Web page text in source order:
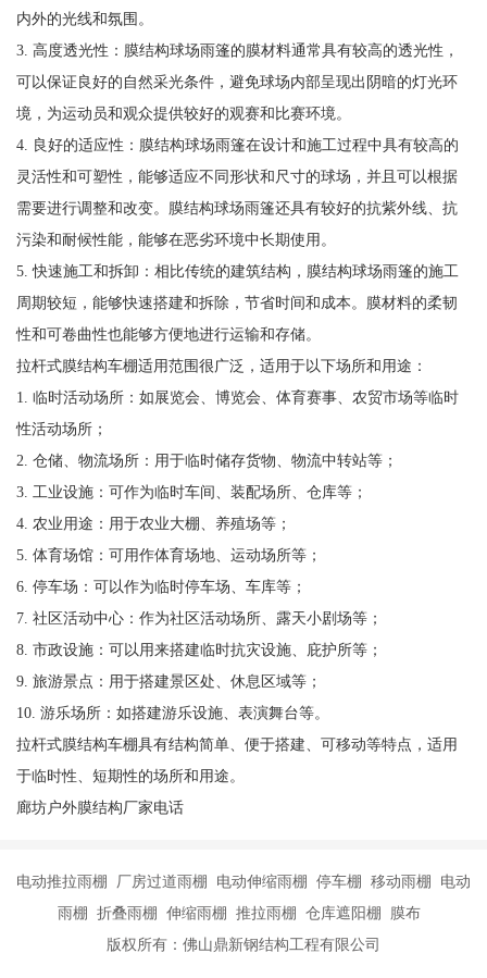
内外的光线和氛围。
3. 高度透光性：膜结构球场雨篷的膜材料通常具有较高的透光性，
可以保证良好的自然采光条件，避免球场内部呈现出阴暗的灯光环
境，为运动员和观众提供较好的观赛和比赛环境。
4. 良好的适应性：膜结构球场雨篷在设计和施工过程中具有较高的
灵活性和可塑性，能够适应不同形状和尺寸的球场，并且可以根据
需要进行调整和改变。膜结构球场雨篷还具有较好的抗紫外线、抗
污染和耐候性能，能够在恶劣环境中长期使用。
5. 快速施工和拆卸：相比传统的建筑结构，膜结构球场雨篷的施工
周期较短，能够快速搭建和拆除，节省时间和成本。膜材料的柔韧
性和可卷曲性也能够方便地进行运输和存储。
拉杆式膜结构车棚适用范围很广泛，适用于以下场所和用途：
1. 临时活动场所：如展览会、博览会、体育赛事、农贸市场等临时
性活动场所；
2. 仓储、物流场所：用于临时储存货物、物流中转站等；
3. 工业设施：可作为临时车间、装配场所、仓库等；
4. 农业用途：用于农业大棚、养殖场等；
5. 体育场馆：可用作体育场地、运动场所等；
6. 停车场：可以作为临时停车场、车库等；
7. 社区活动中心：作为社区活动场所、露天小剧场等；
8. 市政设施：可以用来搭建临时抗灾设施、庇护所等；
9. 旅游景点：用于搭建景区处、休息区域等；
10. 游乐场所：如搭建游乐设施、表演舞台等。
拉杆式膜结构车棚具有结构简单、便于搭建、可移动等特点，适用
于临时性、短期性的场所和用途。
廊坊户外膜结构厂家电话
电动推拉雨棚 厂房过道雨棚 电动伸缩雨棚 停车棚 移动雨棚 电动
雨棚 折叠雨棚 伸缩雨棚 推拉雨棚 仓库遮阳棚 膜布
版权所有：佛山鼎新钢结构工程有限公司